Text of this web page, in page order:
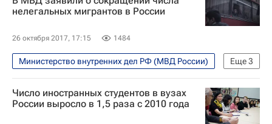
нелегальных мигрантов в России
26 октября 2017, 17:15 1484
Еще3
Министерство внутренних дел РФ (МВД России)
Общество
PROМигрантов
Россия
Число иностранных студентов в вузах
России выросло в 1,5 раза с 2010 года